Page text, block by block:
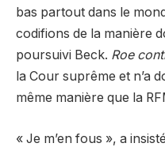
bas partout dans le
codifions de la manière
poursuivi Beck. Roe
la Cour suprême et n’a
même manière que la
« Je m’en fous », a